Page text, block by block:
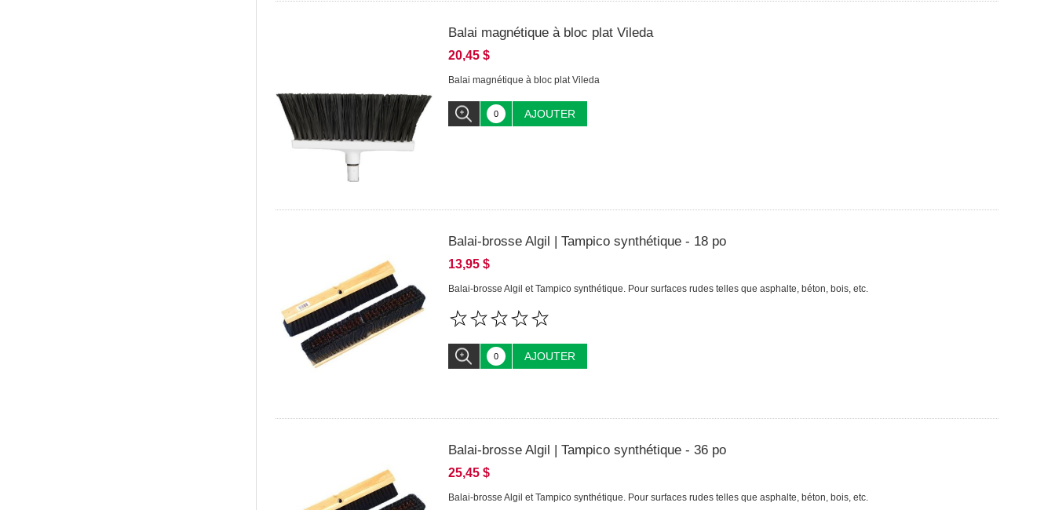
Balai magnétique à bloc plat Vileda
20,45 $
Balai magnétique à bloc plat Vileda
AJOUTER
Balai-brosse Algil | Tampico synthétique - 18 po
13,95 $
Balai-brosse Algil et Tampico synthétique. Pour surfaces rudes telles que asphalte, béton, bois, etc.
AJOUTER
Balai-brosse Algil | Tampico synthétique - 36 po
25,45 $
Balai-brosse Algil et Tampico synthétique. Pour surfaces rudes telles que asphalte, béton, bois, etc.